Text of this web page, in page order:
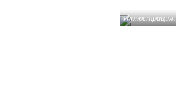
Иллюстрация: